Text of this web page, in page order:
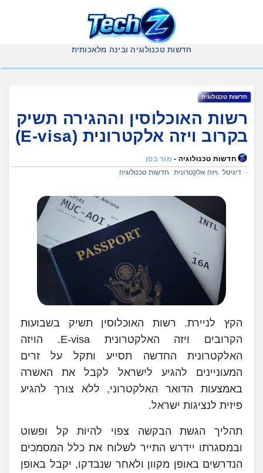
חדשות טכנולוגיה ובינה מלאכותית
חדשות טכנולוגיה
רשות האוכלוסין וההגירה תשיק
בקרוב ויזה אלקטרונית (E-visa)
חדשות טכנולוגיה - מור בסן
דיגיטל
ויזה אלקטרונית חדשות טכנולוגיה
הקץ לניירת. רשות האוכלוסין תשיק בשבועות
הקרובים ויזה האלקטרונית E-visa. הויזה
האלקטרונית החדשה תסייע ותקל על זרים
המעוניינים להגיע לישראל לקבל את האשרה
באמצעות הדואר האלקטרוני, ללא צורך להגיע
פיזית לנציגות ישראל.
תהליך הגשת הבקשה צפוי להיות קל ופשוט
ובמסגרתו יידרש התייר לשלוח את כלל המסמכים
הנדרשים באופן מקוון ולאחר שנבדקו, יקבל באופן